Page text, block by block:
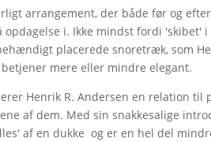
arrangement, der både før og
opdagelse i. Ikke mindst fordi
placerede snoretræk, som
mere eller mindre elegant.
Henrik R. Andersen en relation
af dem. Med sin snakkesalige
af en dukke og er en hel del